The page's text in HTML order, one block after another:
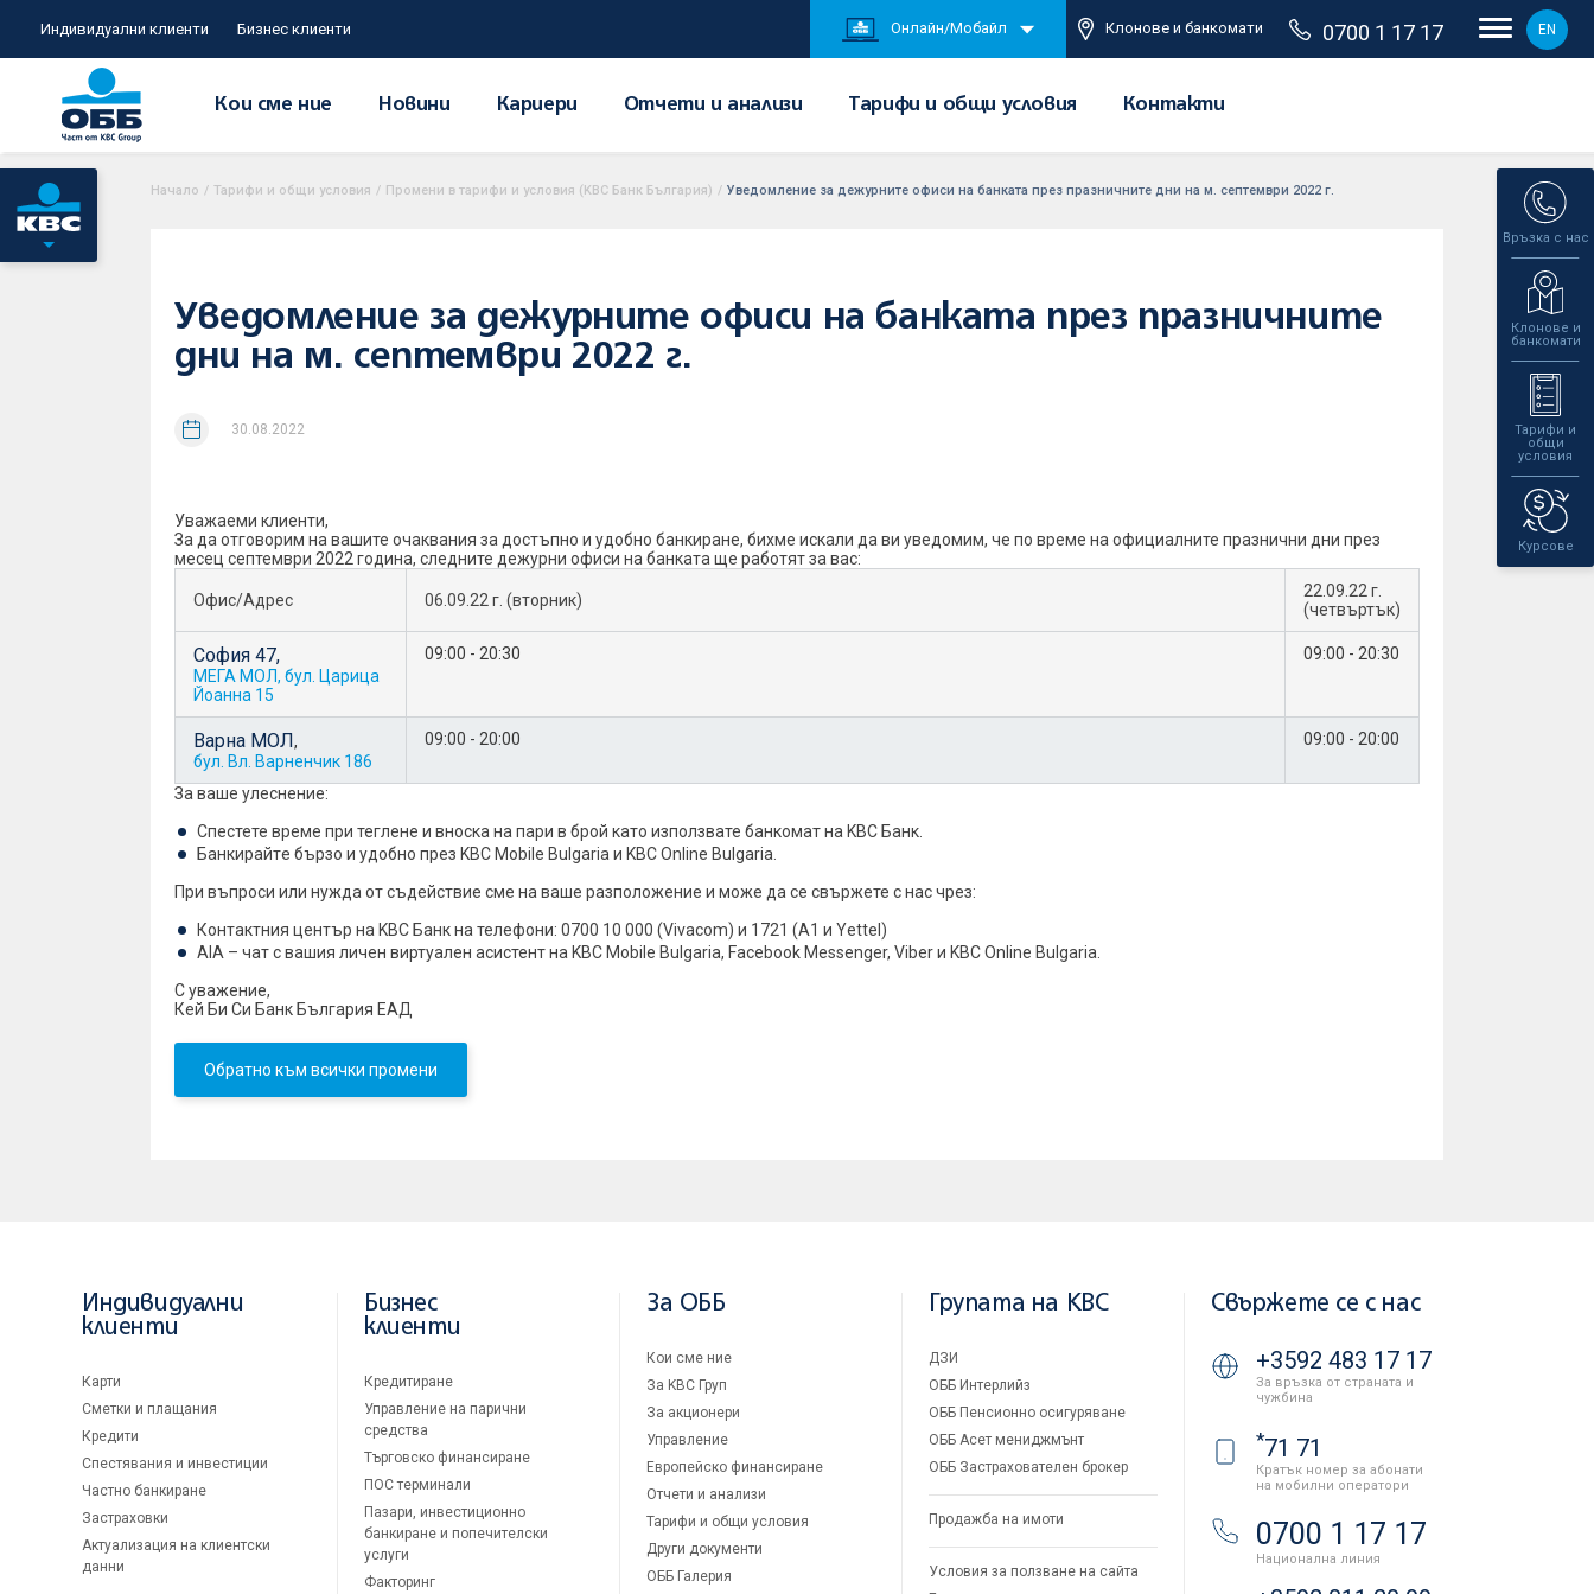
Индивидуални клиенти Бизнес клиенти Онлайн/Мобайл Клонове и банкомати 0700 1 17 17 EN
Кои сме ние Новини Кариери Отчети и анализи Тарифи и общи условия Контакти
Връзка с нас
Клонове и
банкомати
Тарифи и
общи
условия
Курсове
Начало / Тарифи и общи условия / Промени в тарифи и условия (KBC Банк България) / Уведомление за дежурните офиси на банката през празничните дни на м. септември 2022 г.
Уведомление за дежурните офиси на банката през празничните
дни на м. септември 2022 г.
30.08.2022
Уважаеми клиенти,
За да отговорим на вашите очаквания за достъпно и удобно банкиране, бихме искали да ви уведомим, че по време на официалните празнични дни през
месец септември 2022 година, следните дежурни офиси на банката ще работят за вас:
Офис/Адрес 06.09.22 г. (вторник)
22.09.22 г.
(четвъртък)
София 47,
МЕГА МОЛ, бул. Царица
Йоанна 15
09:00 - 20:30 09:00 - 20:30
Варна МОЛ,
бул. Вл. Варненчик 186
09:00 - 20:00 09:00 - 20:00
За ваше улеснение:
Спестете време при теглене и вноска на пари в брой като използвате банкомат на KBC Банк.
Банкирайтe бързо и удобно през KBC Mobile Bulgaria и KBC Online Bulgaria.
При въпроси или нужда от съдействие сме на ваше разположение и може да се свържете с нас чрез:
Контактния център на KBC Банк на телефони: 0700 10 000 (Vivacom) и 1721 (A1 и Yettel)
AIA – чат с вашия личен виртуален асистент на KBC Mobile Bulgaria, Facebook Messenger, Viber и KBC Online Bulgaria.
С уважение,
Кей Би Си Банк България ЕАД
Обратно към всички промени
Индивидуални
клиенти
Карти
Сметки и плащания
Кредити
Спестявания и инвестиции
Частно банкиране
Застраховки
Актуализация на клиентски
данни
Бизнес
клиенти
Кредитиране
Управление на парични
средства
Търговско финансиране
ПОС терминали
Пазари, инвестиционно
банкиране и попечителски
услуги
Факторинг
За ОББ
Кои сме ние
За KBC Груп
За акционери
Управление
Европейско финансиране
Отчети и анализи
Тарифи и общи условия
Други документи
ОББ Галерия
Групата на KBC
ДЗИ
ОББ Интерлийз
ОББ Пенсионно осигуряване
ОББ Асет мениджмънт
ОББ Застрахователен брокер
Продажба на имоти
Условия за ползване на сайта
Свържете се с нас
+3592 483 17 17
За връзка от страната и
чужбина
*71 71
Кратък номер за абонати
на мобилни оператори
0700 1 17 17
Национална линия